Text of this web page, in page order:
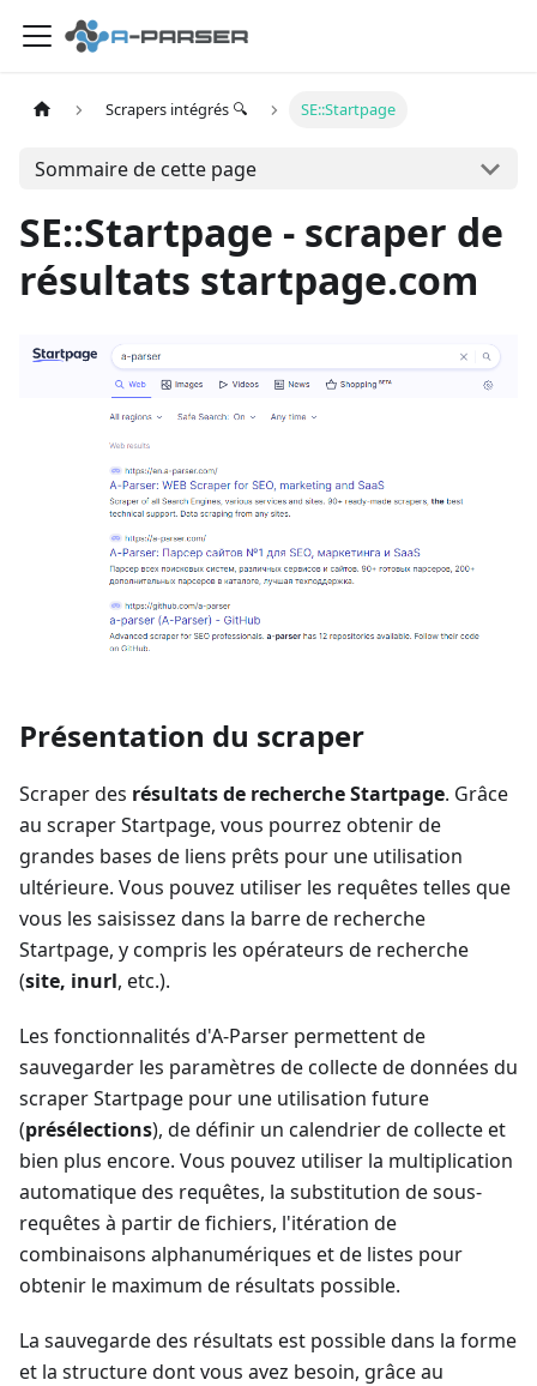
Scrapers intégrés 🔍 SE::Startpage
Sommaire de cette page
SE::Startpage - scraper de
résultats startpage.com
Présentation du scraper
Scraper des résultats de recherche Startpage. Grâce
au scraper Startpage, vous pourrez obtenir de
grandes bases de liens prêts pour une utilisation
ultérieure. Vous pouvez utiliser les requêtes telles que
vous les saisissez dans la barre de recherche
Startpage, y compris les opérateurs de recherche
(site, inurl, etc.).
Les fonctionnalités d'A-Parser permettent de
sauvegarder les paramètres de collecte de données du
scraper Startpage pour une utilisation future
(présélections), de définir un calendrier de collecte et
bien plus encore. Vous pouvez utiliser la multiplication
automatique des requêtes, la substitution de sous-
requêtes à partir de fichiers, l'itération de
combinaisons alphanumériques et de listes pour
obtenir le maximum de résultats possible.
La sauvegarde des résultats est possible dans la forme
et la structure dont vous avez besoin, grâce au